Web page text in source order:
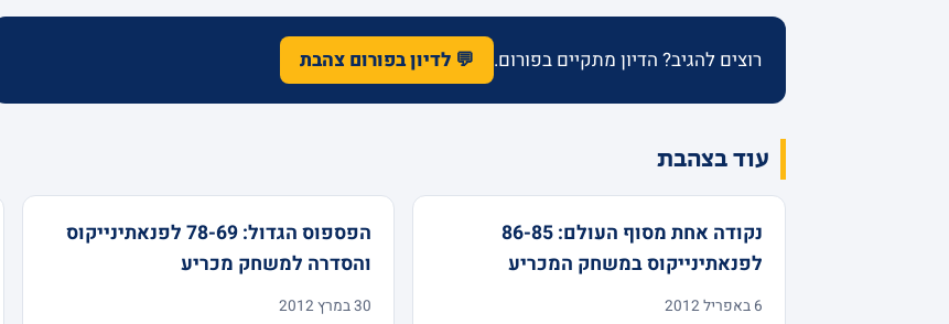
רוצים להגיב? הדיון מתקיים בפורום. 💬 לדיון בפורום צהבת
עוד בצהבת
נקודה אחת מסוף העולם: 86-85
לפנאתינייקוס במשחק המכריע
6 באפריל 2012
הפספוס הגדול: 78-69 לפנאתינייקוס
והסדרה למשחק מכריע
30 במרץ 2012